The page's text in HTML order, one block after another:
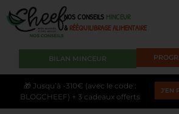
NOS CONSEILS MINCEUR
&RÉÉQUILIBRAGE ALIMENTAIRE
BILAN MINCEUR
🎁 Jusqu’à -310€ (avec le code :
BLOGCHEEF) + 3 cadeaux offerts
J'EN